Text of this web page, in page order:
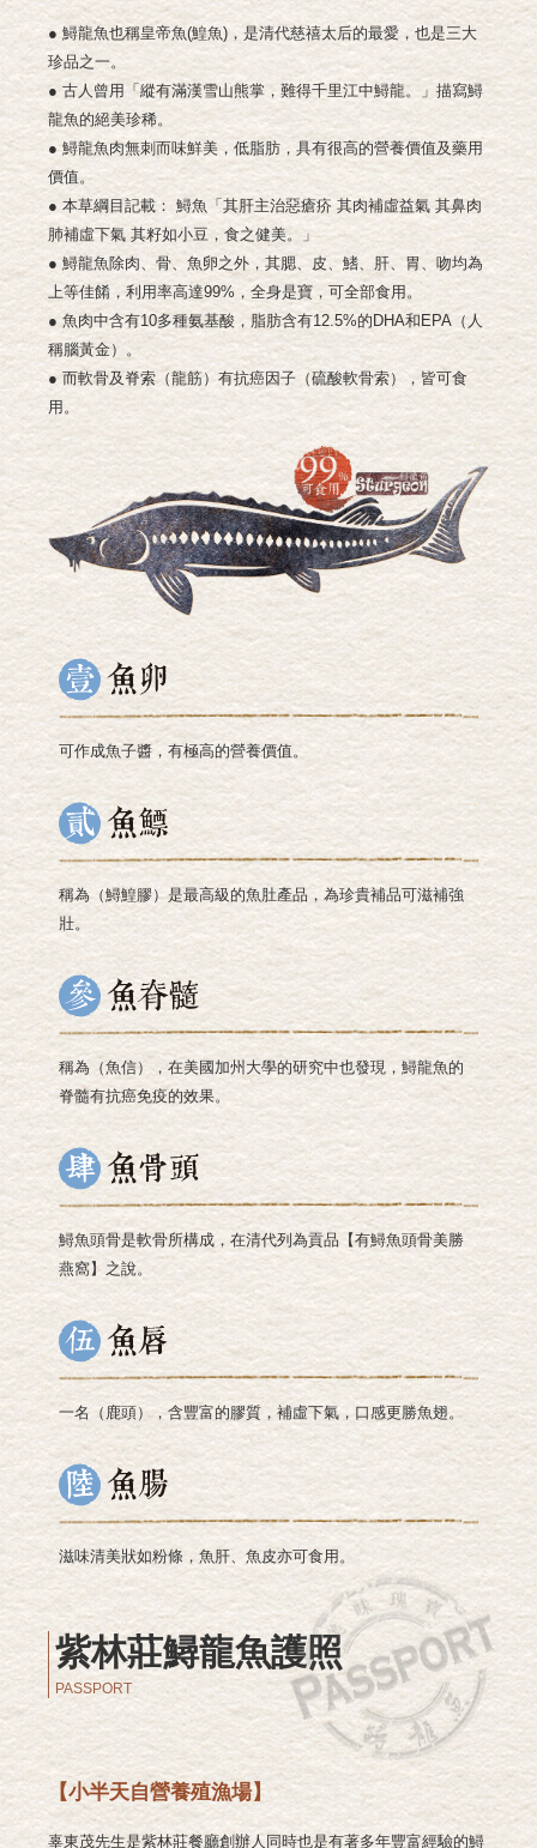
● 鱘龍魚也稱皇帝魚(鰉魚)，是清代慈禧太后的最愛，也是三大
珍品之一。
● 古人曾用「縱有滿漢雪山熊掌，難得千里江中鱘龍。」描寫鱘
龍魚的絕美珍稀。
● 鱘龍魚肉無刺而味鮮美，低脂肪，具有很高的營養價值及藥用
價值。
● 本草綱目記載： 鱘魚「其肝主治惡瘡疥 其肉補虛益氣 其鼻肉
肺補虛下氣 其籽如小豆，食之健美。」
● 鱘龍魚除肉、骨、魚卵之外，其腮、皮、鰭、肝、胃、吻均為
上等佳餚，利用率高達99%，全身是寶，可全部食用。
● 魚肉中含有10多種氨基酸，脂肪含有12.5%的DHA和EPA（人
稱腦黃金）。
● 而軟骨及脊索（龍筋）有抗癌因子（硫酸軟骨索），皆可食
用。
可作成魚子醬，有極高的營養價值。
稱為（鱘鰉膠）是最高級的魚肚產品，為珍貴補品可滋補強
壯。
稱為（魚信），在美國加州大學的研究中也發現，鱘龍魚的
脊髓有抗癌免疫的效果。
鱘魚頭骨是軟骨所構成，在清代列為貢品【有鱘魚頭骨美勝
燕窩】之說。
一名（鹿頭），含豐富的膠質，補虛下氣，口感更勝魚翅。
滋味清美狀如粉條，魚肝、魚皮亦可食用。
紫林莊鱘龍魚護照
PASSPORT
【小半天自營養殖漁場】
辜東茂先生是紫林莊餐廳創辦人同時也是有著多年豐富經驗的鱘